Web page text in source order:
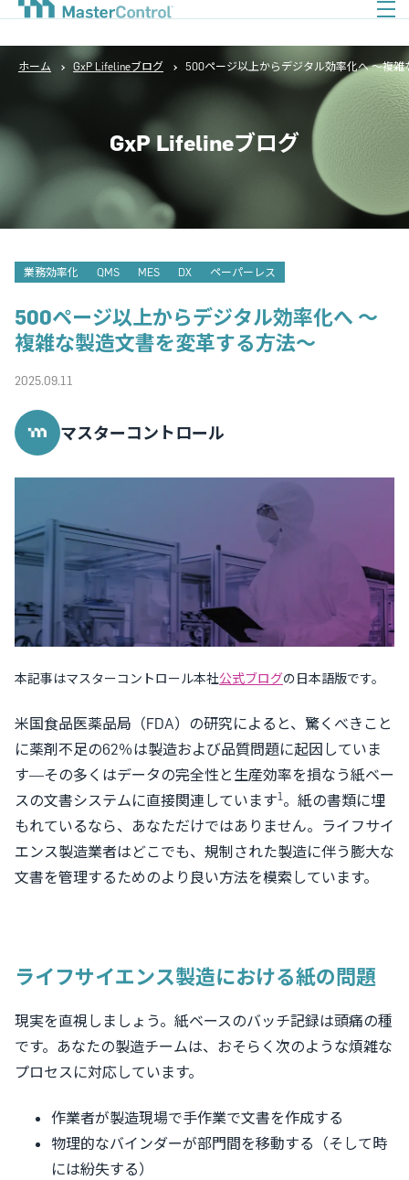
ホーム GxP Lifelineブログ 500ページ以上からデジタル効率化へ ～複
GxP Lifelineブログ
業務効率化 QMS MES DX ペーパーレス
500ページ以上からデジタル効率化へ ～
複雑な製造文書を変革する方法～
2025.09.11
マスターコントロール
本記事はマスターコントロール本社公式ブログの日本語版です。
米国食品医薬品局（FDA）の研究によると、驚くべきこと
に薬剤不足の62％は製造および品質問題に起因していま
す—その多くはデータの完全性と生産効率を損なう紙ベー
スの文書システムに直接関連しています1。紙の書類に埋
もれているなら、あなただけではありません。ライフサイ
エンス製造業者はどこでも、規制された製造に伴う膨大な
文書を管理するためのより良い方法を模索しています。
ライフサイエンス製造における紙の問題
現実を直視しましょう。紙ベースのバッチ記録は頭痛の種
です。あなたの製造チームは、おそらく次のような煩雑な
プロセスに対応しています。
作業者が製造現場で手作業で文書を作成する
物理的なバインダーが部門間を移動する（そして時
には紛失する）